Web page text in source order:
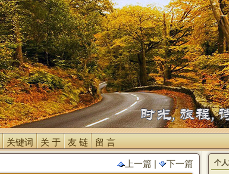
关键词 关 于 友 链 留 言
上一篇 | 下一篇 个